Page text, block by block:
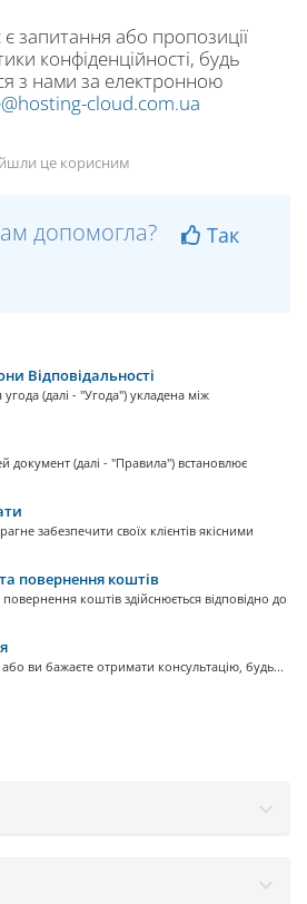
запитання або пропозиції
конфіденційності, будь
з нами за електронною
cloud.com.ua
це корисним
допомогла?
Так
Відповідальності
(далі - "Угода") укладена між
документ (далі - "Правила") встановлює
забезпечити своїх клієнтів якісними
повернення коштів
коштів здійснюється відповідно до
ви бажаєте отримати консультацію, будь...